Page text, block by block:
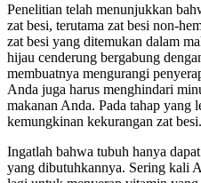
Penelitian telah menunjukkan
zat besi, terutama zat besi non-
zat besi yang ditemukan dalam
hijau cenderung bergabung
membuatnya mengurangi
Anda juga harus menghindari
makanan Anda. Pada tahap yang
kemungkinan kekurangan zat besi.
Ingatlah bahwa tubuh hanya
yang dibutuhkannya. Sering kali